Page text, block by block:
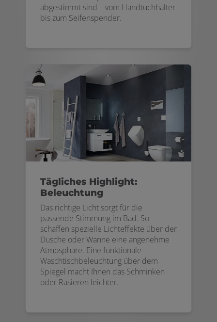
abgestimmt sind – vom Handtuchhalter
bis zum Seifenspender.
Tägliches Highlight:
Beleuchtung
Das richtige Licht sorgt für die
passende Stimmung im Bad. So
schaffen spezielle Lichteffekte über der
Dusche oder Wanne eine angenehme
Atmosphäre. Eine funktionale
Waschtischbeleuchtung über dem
Spiegel macht Ihnen das Schminken
oder Rasieren leichter.